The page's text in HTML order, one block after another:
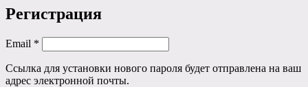
Регистрация
Email *
Ссылка для установки нового пароля будет отправлена ​​на ваш
адрес электронной почты.